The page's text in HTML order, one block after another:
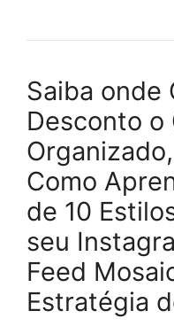
Saiba onde
Desconto o
Como
de 10
seu
Feed
Estratégia